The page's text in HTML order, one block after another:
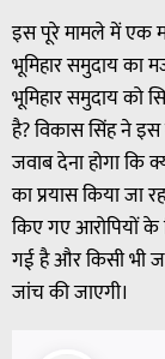
इस पूरे मामले में एक
भूमिहार समुदाय का
भूमिहार समुदाय को
है? विकास सिंह ने
जवाब देना होगा कि
का प्रयास किया जा
किए गए आरोपियों के
गई है और किसी भी
जांच की जाएगी।